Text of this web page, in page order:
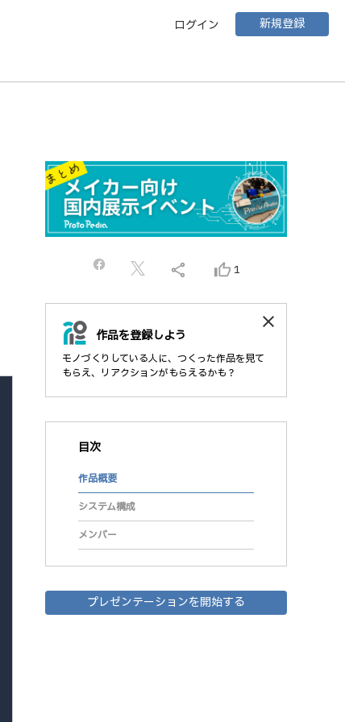
ログイン 新規登録
share thumb_up_alt 1
作品を登録しよう
モノづくりしている人に、つくった作品を見て
もらえ、リアクションがもらえるかも？
close
目次
作品概要
システム構成
メンバー
プレゼンテーションを開始する